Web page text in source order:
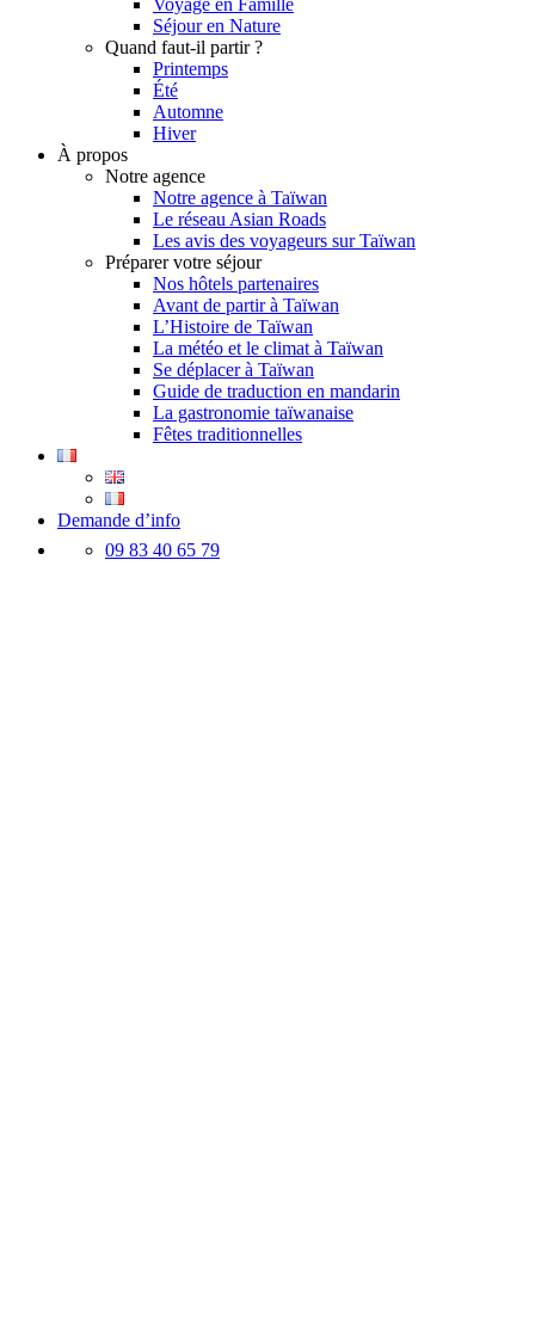
Séjour en Nature
Quand faut-il partir ?
Printemps
Été
Automne
Hiver
À propos
Notre agence
Notre agence à Taïwan
Le réseau Asian Roads
Les avis des voyageurs sur Taïwan
Préparer votre séjour
Nos hôtels partenaires
Avant de partir à Taïwan
L’Histoire de Taïwan
La météo et le climat à Taïwan
Se déplacer à Taïwan
Guide de traduction en mandarin
La gastronomie taïwanaise
Fêtes traditionnelles
Demande d’info
09 83 40 65 79